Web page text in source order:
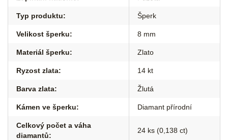
Typ produktu: Šperk
Velikost šperku: 8 mm
Materiál šperku: Zlato
Ryzost zlata: 14 kt
Barva zlata: Žlutá
Kámen ve šperku: Diamant přírodní
Celkový počet a váha
diamantů:
24 ks (0,138 ct)